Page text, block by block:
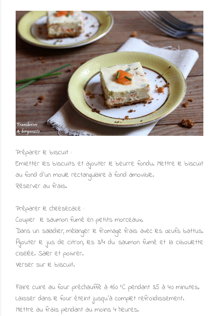
Préparer le biscuit :
Emietter les biscuits et ajouter le beurre fondu. Mettre le biscuit
au fond d'un moule rectangulaire à fond amovible.
Réserver au frais.
Préparer le cheesecake :
Couper le saumon fumé en petits morceaux.
Dans un saladier, mélanger le fromage frais avec les œufs battus.
Ajouter le jus de citron, les 3/4 du saumon fumé et la ciboulette
ciselée. Saler et poivrer.
Verser sur le biscuit.
Faire cuire au four préchauffé à 160 °C pendant 35 à 40 minutes.
Laisser dans le four éteint jusqu'à complet refroidissement.
Mettre au frais pendant au moins 4 heures.